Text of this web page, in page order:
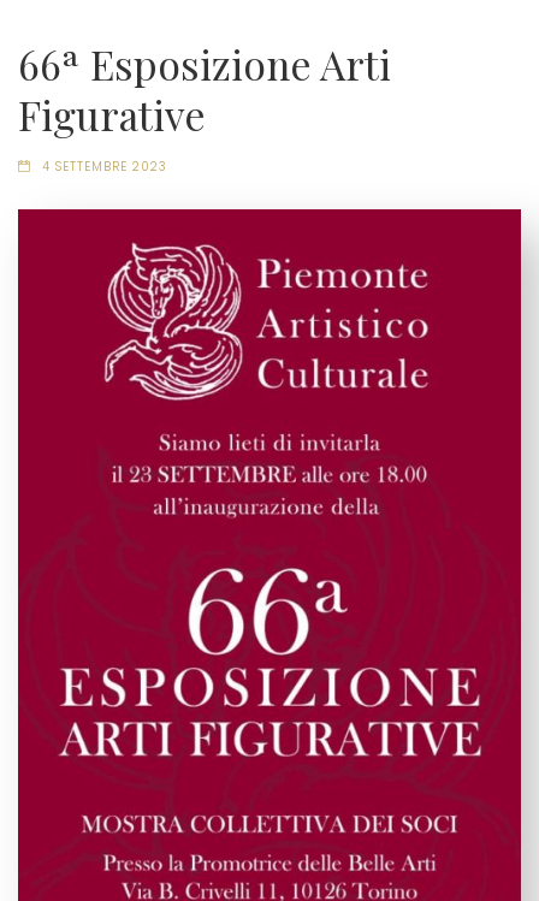
66ª Esposizione Arti
Figurative
4 SETTEMBRE 2023